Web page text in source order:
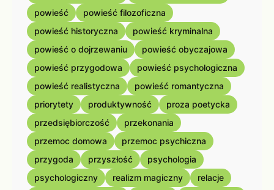
powieść
powieść filozoficzna
powieść historyczna
powieść kryminalna
powieść o dojrzewaniu
powieść obyczajowa
powieść przygodowa
powieść psychologiczna
powieść realistyczna
powieść romantyczna
priorytety
produktywność
proza poetycka
przedsiębiorczość
przekonania
przemoc domowa
przemoc psychiczna
przygoda
przyszłość
psychologia
psychologiczny
realizm magiczny
relacje